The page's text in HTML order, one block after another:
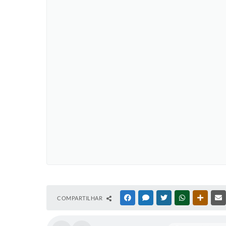
COMPARTILHAR FACEBOOKMESSENGER
TWITTERWHATSAPP